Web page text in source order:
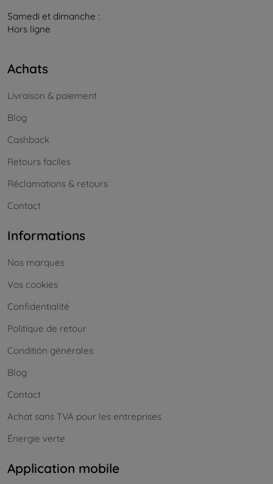
Samedi et dimanche :
Hors ligne
Achats
Livraison & paiement
Blog
Cashback
Retours faciles
Réclamations & retours
Contact
Informations
Nos marques
Vos cookies
Confidentialité
Politique de retour
Conditión générales
Blog
Contact
Achat sans TVA pour les entreprises
Énergie verte
Application mobile